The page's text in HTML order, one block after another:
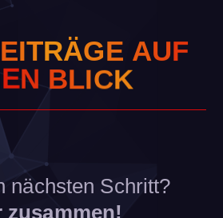
EITRÄGE AUF
EN BLICK
nächsten Schritt?